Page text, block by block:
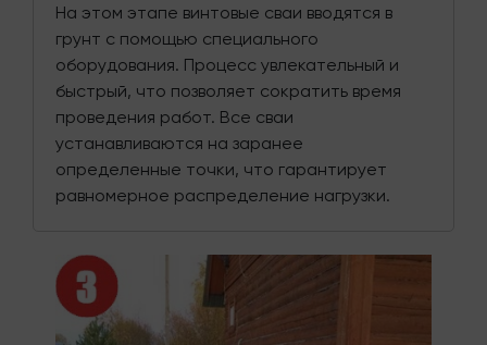
На этом этапе винтовые сваи вводятся в
грунт с помощью специального
оборудования. Процесс увлекательный и
быстрый, что позволяет сократить время
проведения работ. Все сваи
устанавливаются на заранее
определенные точки, что гарантирует
равномерное распределение нагрузки.